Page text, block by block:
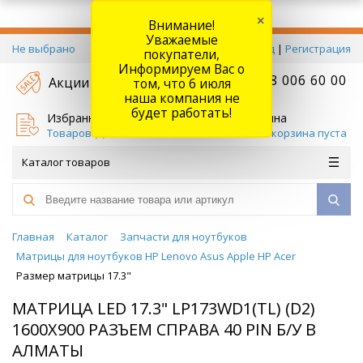
Не выбрано Вход | Регистрация
Акции +7 778 006 60 00
Избранное
Товаров (
Корзина
Ваша корзина пуста
Каталог товаров
Главная Каталог
Запчасти для ноутбуков
Матрицы для ноутбуков HP Lenovo Asus Apple HP Acer
Размер матрицы 17.3"
МАТРИЦА LED 17.3" LP173WD1(TL) (D2)
1600X900 РАЗЪЕМ СПРАВА 40 PIN Б/У В
АЛМАТЫ
Внимание!
Уважаемые
покупатели,
Информируем Вас о
том, что 6 июля
наша компания не
будет работать!
×